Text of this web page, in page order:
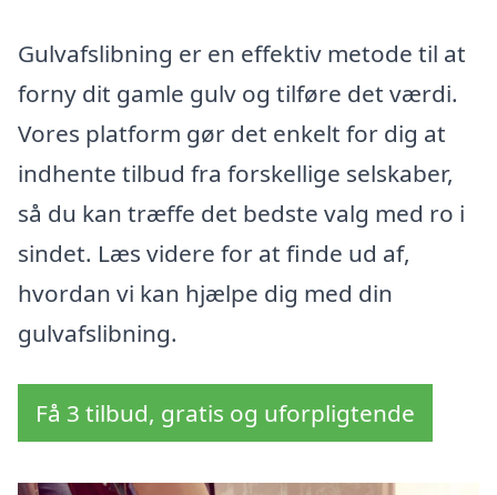
Gulvafslibning er en effektiv metode til at
forny dit gamle gulv og tilføre det værdi.
Vores platform gør det enkelt for dig at
indhente tilbud fra forskellige selskaber,
så du kan træffe det bedste valg med ro i
sindet. Læs videre for at finde ud af,
hvordan vi kan hjælpe dig med din
gulvafslibning.
Få 3 tilbud, gratis og uforpligtende